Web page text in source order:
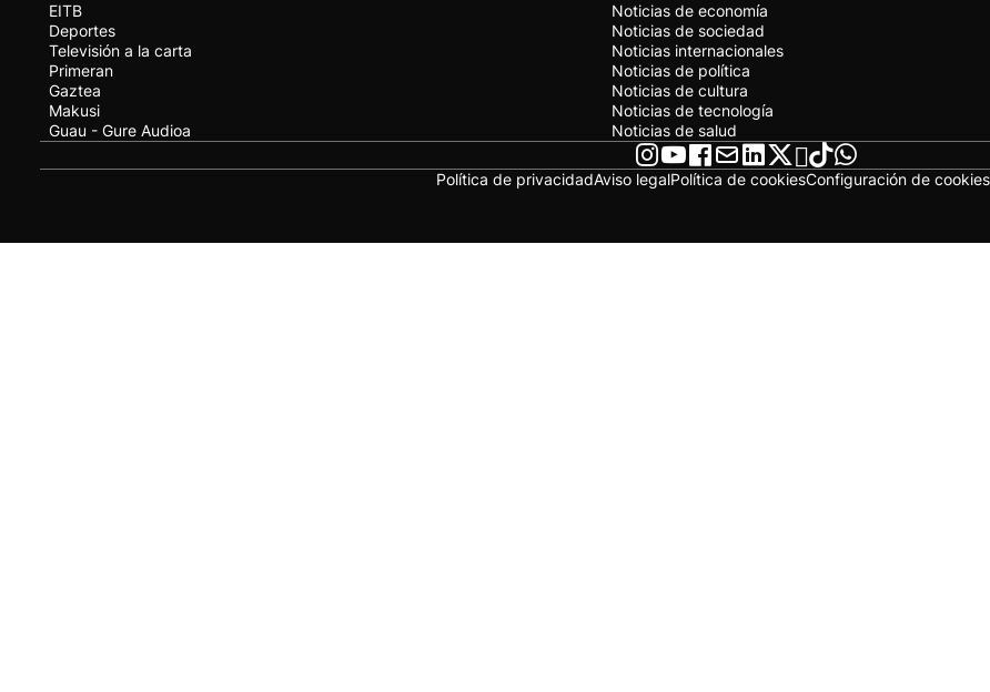
EITB
Deportes
Televisión a la carta
Primeran
Gaztea
Makusi
Guau - Gure Audioa
Noticias de economía
Noticias de sociedad
Noticias internacionales
Noticias de política
Noticias de cultura
Noticias de tecnología
Noticias de salud
Política de privacidadAviso legalPolítica de cookiesConfiguración de cookies